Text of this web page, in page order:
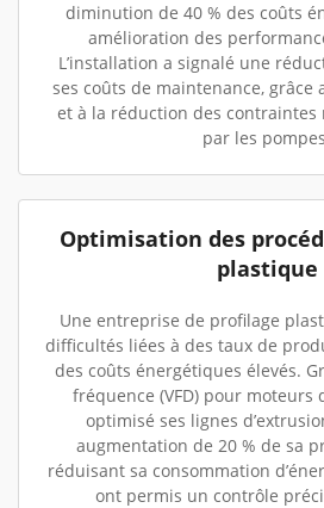
diminution de 40 % des coûts
amélioration des
L’installation a signalé une
ses coûts de maintenance, grâce
et à la réduction des contraintes
par les
Optimisation des
plastique
Une entreprise de profilage
difficultés liées à des taux de
des coûts énergétiques élevés.
fréquence (VFD) pour moteurs
optimisé ses lignes
augmentation de 20 % de sa
réduisant sa consommation
ont permis un contrôle